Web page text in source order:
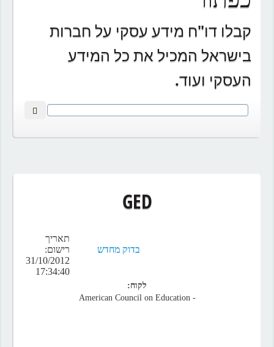
קבלו דו"ח מידע עסקי על חברות
בישראל המכיל את כל המידע
העסקי ועוד.
GED
בדוק מחדש
תאריך
רישום:
31/10/2012
17:34:40
לקוח:
- American Council on Education